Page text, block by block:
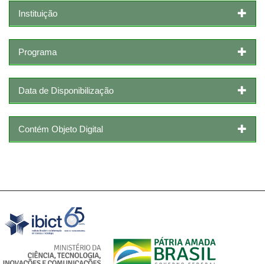
Instituição
Programa
Data de Disponibilização
Contém Objeto Digital